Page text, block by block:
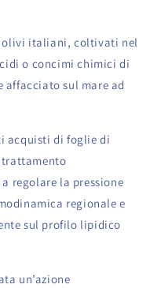
olivi italiani, coltivati nel
o concimi chimici di
sul mare ad
acquisti di foglie di
regolare la pressione
regionale e
sul profilo lipidico
un’azione